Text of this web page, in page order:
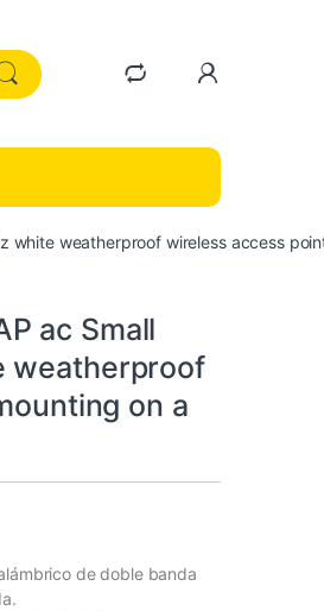
white weatherproof wireless access
ac Small
weatherproof
on a
de doble banda